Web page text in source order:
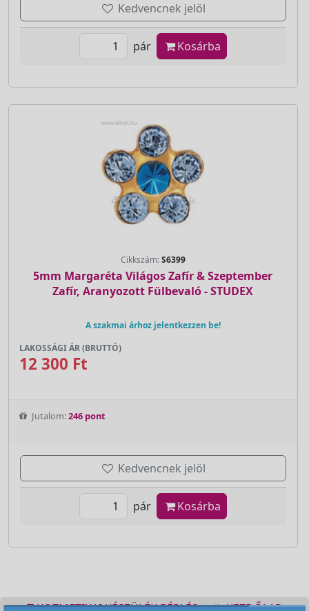
Kedvencnek jelöl
pár Kosárba
Cikkszám:S6399
5mm Margaréta Világos Zafír & Szeptember
Zafír, Aranyozott Fülbevaló - STUDEX
A szakmai árhoz jelentkezzen be!
LAKOSSÁGI ÁR (BRUTTÓ)
12 300 Ft
Jutalom:246 pont
Kedvencnek jelöl
pár Kosárba